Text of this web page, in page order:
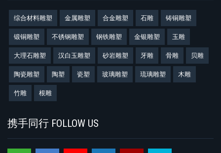
综合材料雕塑 金属雕塑 合金雕塑 石雕 铸铜雕塑
锻铜雕塑 不锈钢雕塑 钢铁雕塑 金银雕塑 玉雕
大理石雕塑 汉白玉雕塑 砂岩雕塑 牙雕 骨雕 贝雕
陶瓷雕塑 陶塑 瓷塑 玻璃雕塑 琉璃雕塑 木雕
竹雕 根雕
携手同行 FOLLOW US